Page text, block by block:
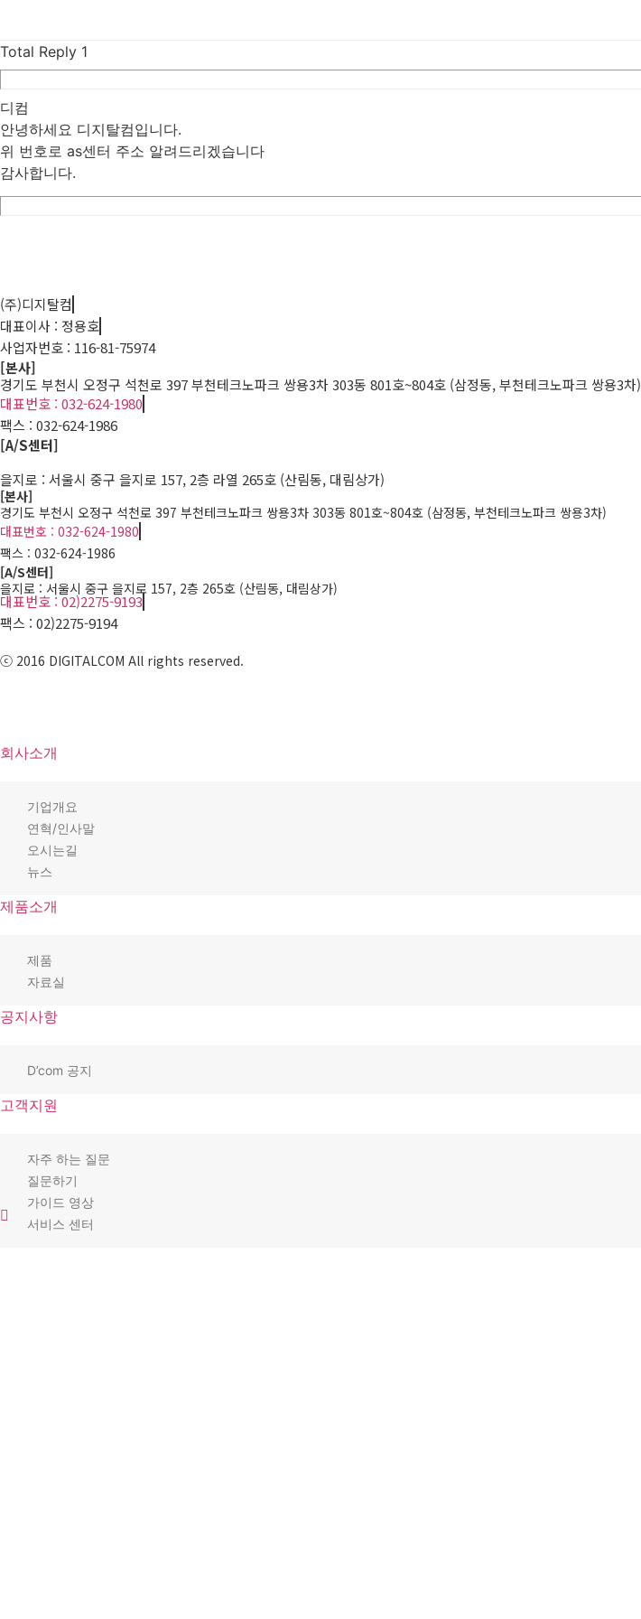
Total Reply 1
디컴
안녕하세요 디지탈컴입니다.
위 번호로 as센터 주소 알려드리겠습니다
감사합니다.
(주)디지탈컴
대표이사 : 정용호
사업자번호 : 116-81-75974
[본사]
경기도 부천시 오정구 석천로 397 부천테크노파크 쌍용3차 303동 801호~804호 (삼정동, 부천테크노파크 쌍용3차)
대표번호 : 032-624-1980
팩스 : 032-624-1986
[A/S센터]
을지로 : 서울시 중구 을지로 157, 2층 라열 265호 (산림동, 대림상가)
[본사]
경기도 부천시 오정구 석천로 397 부천테크노파크 쌍용3차 303동 801호~804호 (삼정동, 부천테크노파크 쌍용3차)
대표번호 : 032-624-1980
팩스 : 032-624-1986
[A/S센터]
을지로 : 서울시 중구 을지로 157, 2층 265호 (산림동, 대림상가)
대표번호 : 02)2275-9193
팩스 : 02)2275-9194​
ⓒ 2016 DIGITALCOM All rights reserved.
회사소개
기업개요
연혁/인사말
오시는길
뉴스
제품소개
제품
자료실
공지사항
D’com 공지
고객지원
자주 하는 질문
질문하기
가이드 영상
서비스 센터